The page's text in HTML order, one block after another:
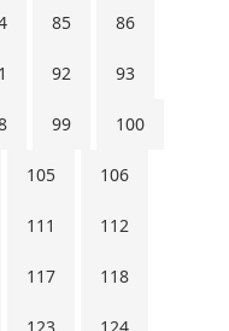
85 86
92 93
99 100
105 106
111 112
117 118